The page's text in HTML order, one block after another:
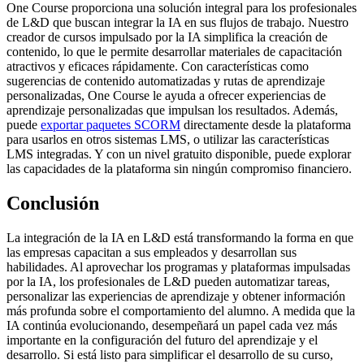
One Course proporciona una solución integral para los profesionales
de L&D que buscan integrar la IA en sus flujos de trabajo. Nuestro
creador de cursos impulsado por la IA simplifica la creación de
contenido, lo que le permite desarrollar materiales de capacitación
atractivos y eficaces rápidamente. Con características como
sugerencias de contenido automatizadas y rutas de aprendizaje
personalizadas, One Course le ayuda a ofrecer experiencias de
aprendizaje personalizadas que impulsan los resultados. Además,
puede exportar paquetes SCORM directamente desde la plataforma
para usarlos en otros sistemas LMS, o utilizar las características
LMS integradas. Y con un nivel gratuito disponible, puede explorar
las capacidades de la plataforma sin ningún compromiso financiero.
Conclusión
La integración de la IA en L&D está transformando la forma en que
las empresas capacitan a sus empleados y desarrollan sus
habilidades. Al aprovechar los programas y plataformas impulsadas
por la IA, los profesionales de L&D pueden automatizar tareas,
personalizar las experiencias de aprendizaje y obtener información
más profunda sobre el comportamiento del alumno. A medida que la
IA continúa evolucionando, desempeñará un papel cada vez más
importante en la configuración del futuro del aprendizaje y el
desarrollo. Si está listo para simplificar el desarrollo de su curso,